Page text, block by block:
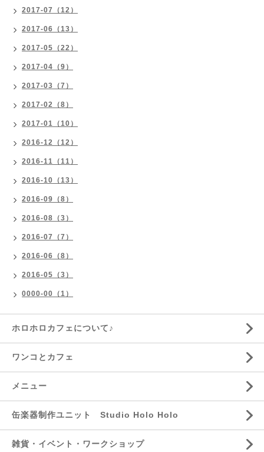
2017-07（12）
2017-06（13）
2017-05（22）
2017-04（9）
2017-03（7）
2017-02（8）
2017-01（10）
2016-12（12）
2016-11（11）
2016-10（13）
2016-09（8）
2016-08（3）
2016-07（7）
2016-06（8）
2016-05（3）
0000-00（1）
ホロホロカフェについて♪
ワンコとカフェ
メニュー
缶楽器制作ユニット Studio Holo Holo
雑貨・イベント・ワークショップ